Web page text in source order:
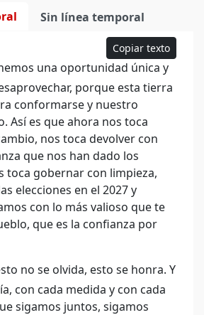
Sin línea temporal
Copiar texto
una oportunidad única y
porque esta tierra
conformarse y nuestro
Así es que ahora nos toca
nos toca devolver con
que nos han dado los
toca gobernar con limpieza,
elecciones en el 2027 y
con lo más valioso que te
que es la confianza por
no se olvida, esto se honra. Y
con cada medida y con cada
sigamos juntos, sigamos